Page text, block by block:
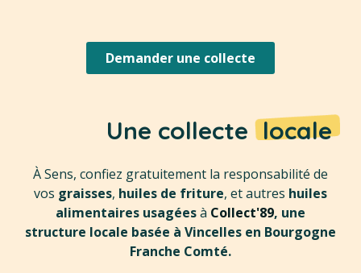
Demander une collecte
Une collecte locale
À Sens, confiez gratuitement la responsabilité de
vos graisses, huiles de friture, et autres huiles
alimentaires usagéesà Collect'89, une
structure locale basée à Vincelles en Bourgogne
Franche Comté.